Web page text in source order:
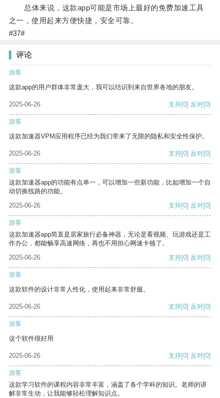
总体来说，这款app可能是市场上最好的免费加速工具
之一，使用起来方便快捷，安全可靠。
#37#
评论
游客
这款app的用户群体非常庞大，我可以结识到来自世界各地的朋友。
2025-06-26 支持[0] 反对[0]
游客
这款加速器VPM应用程序已经为我们带来了无限的隐私和安全性保护。
2025-06-26 支持[0] 反对[0]
游客
这款加速器app的功能有点单一，可以增加一些新功能，比如增加一个自
动切换线路的功能。
2025-06-26
支持[0] 反对[0]
游客
这款加速器app简直是居家旅行必备神器，无论是看视频、玩游戏还是工
作办公，都能畅享高速网络，再也不用担心网速卡顿了。
2025-06-26
支持[0] 反对[0]
游客
这款软件的设计非常人性化，使用起来非常舒服。
2025-06-26 支持[0] 反对[0]
游客
这个软件很好用
2025-06-26 支持[0] 反对[0]
游客
这款学习软件的课程内容非常丰富，涵盖了各个学科的知识。老师的讲
解非常生动，让我能够轻松理解知识点。